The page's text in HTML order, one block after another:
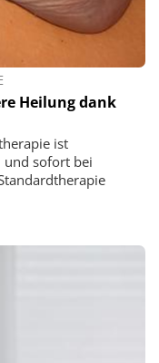
Heilung dank
ist
sofort bei